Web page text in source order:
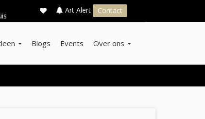
Art Alert Contact
Blogs Events Over ons